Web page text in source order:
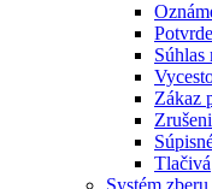
Súhlas
Zákaz
Tlačivá
Systém